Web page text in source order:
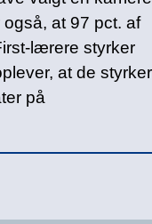
at 97 pct. af
lærere styrker
at de styrker
på